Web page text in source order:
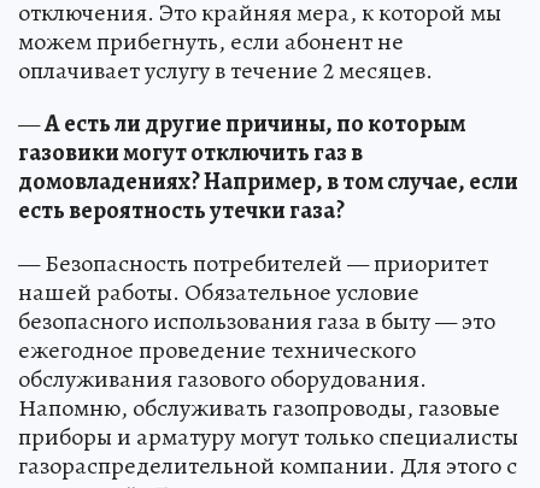
отключения. Это крайняя мера, к которой мы
можем прибегнуть, если абонент не
оплачивает услугу в течение 2 месяцев.
—А есть ли другие причины, по которым
газовики могут отключить газ в
домовладениях? Например, в том случае, если
есть вероятность утечки газа?
— Безопасность потребителей — приоритет
нашей работы. Обязательное условие
безопасного использования газа в быту — это
ежегодное проведение технического
обслуживания газового оборудования.
Напомню, обслуживать газопроводы, газовые
приборы и арматуру могут только специалисты
газораспределительной компании. Для этого с